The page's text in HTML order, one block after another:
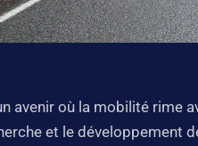
avenir où la mobilité rime
et le développement